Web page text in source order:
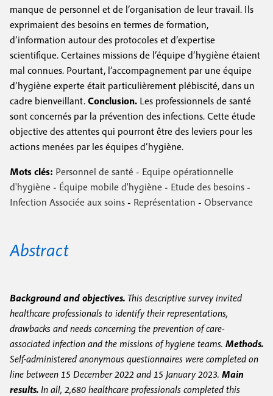
manque de personnel et de l’organisation de leur travail. Ils
exprimaient des besoins en termes de formation,
d’information autour des protocoles et d’expertise
scientifique. Certaines missions de l’équipe d’hygiène étaient
mal connues. Pourtant, l’accompagnement par une équipe
d’hygiène experte était particulièrement plébiscité, dans un
cadre bienveillant. Conclusion. Les professionnels de santé
sont concernés par la prévention des infections. Cette étude
objective des attentes qui pourront être des leviers pour les
actions menées par les équipes d’hygiène.
Mots clés: Personnel de santé - Equipe opérationnelle
d'hygiène - Équipe mobile d'hygiène - Etude des besoins -
Infection Associée aux soins - Représentation - Observance
Abstract
Background and objectives. This descriptive survey invited
healthcare professionals to identify their representations,
drawbacks and needs concerning the prevention of care-
associated infection and the missions of hygiene teams. Methods.
Self-administered anonymous questionnaires were completed on
line between 15 December 2022 and 15 January 2023. Main
results. In all, 2,680 healthcare professionals completed this